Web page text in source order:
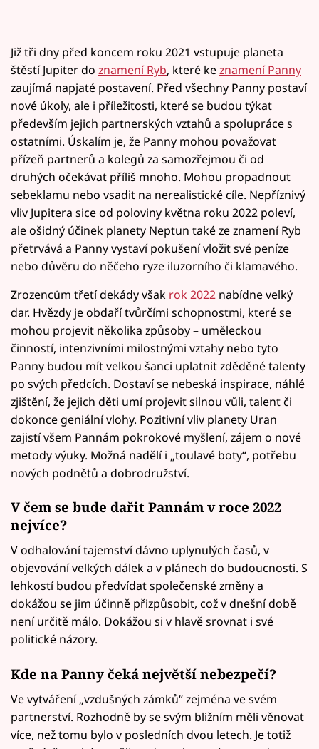
Již tři dny před koncem roku 2021 vstupuje planeta
štěstí Jupiter do znamení Ryb, které keznamení Panny
zaujímá napjaté postavení. Před všechny Panny postaví
nové úkoly, ale i příležitosti, které se budou týkat
především jejich partnerských vztahů a spolupráce s
ostatními. Úskalím je, že Panny mohou považovat
přízeň partnerů a kolegů za samozřejmou či od
druhých očekávat příliš mnoho. Mohou propadnout
sebeklamu nebo vsadit na nerealistické cíle. Nepříznivý
vliv Jupitera sice od poloviny května roku 2022 poleví,
ale ošidný účinek planety Neptun také ze znamení Ryb
přetrvává a Panny vystaví pokušení vložit své peníze
nebo důvěru do něčeho ryze iluzorního či klamavého.
Zrozencům třetí dekády však rok 2022 nabídne velký
dar. Hvězdy je obdaří tvůrčími schopnostmi, které se
mohou projevit několika způsoby – uměleckou
činností, intenzivními milostnými vztahy nebo tyto
Panny budou mít velkou šanci uplatnit zděděné talenty
po svých předcích. Dostaví se nebeská inspirace, náhlé
zjištění, že jejich děti umí projevit silnou vůli, talent či
dokonce geniální vlohy. Pozitivní vliv planety Uran
zajistí všem Pannám pokrokové myšlení, zájem o nové
metody výuky. Možná nadělí i „toulavé boty“, potřebu
nových podnětů a dobrodružství.
V čem se bude dařit Pannám v roce 2022
nejvíce?
V odhalování tajemství dávno uplynulých časů, v
objevování velkých dálek a v plánech do budoucnosti. S
lehkostí budou předvídat společenské změny a
dokážou se jim účinně přizpůsobit, což v dnešní době
není určitě málo. Dokážou si v hlavě srovnat i své
politické názory.
Kde na Panny čeká největší nebezpečí?
Ve vytváření „vzdušných zámků“ zejména ve svém
partnerství. Rozhodně by se svým bližním měli věnovat
více, než tomu bylo v posledních dvou letech. Je totiž